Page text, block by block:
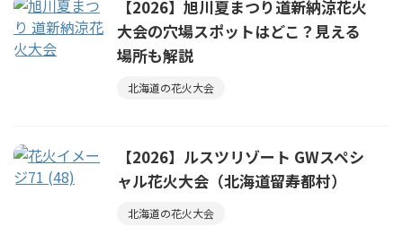
【2026】旭川夏まつり道新納涼花火
大会の穴場スポットはどこ？見える
場所も解説
北海道の花火大会
【2026】ルスツリゾート GWスペシ
ャル花火大会（北海道留寿都村）
北海道の花火大会